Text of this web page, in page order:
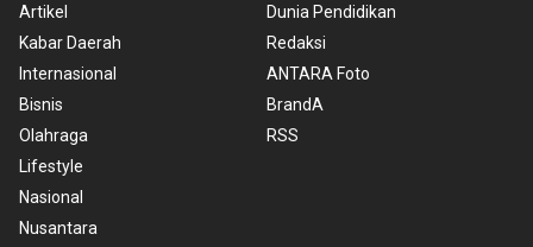
Artikel
Kabar Daerah
Internasional
Bisnis
Olahraga
Lifestyle
Nasional
Nusantara
Dunia Pendidikan
Redaksi
ANTARA Foto
BrandA
RSS